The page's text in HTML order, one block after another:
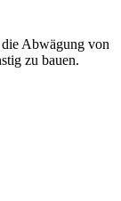
Abwägung von
zu bauen.